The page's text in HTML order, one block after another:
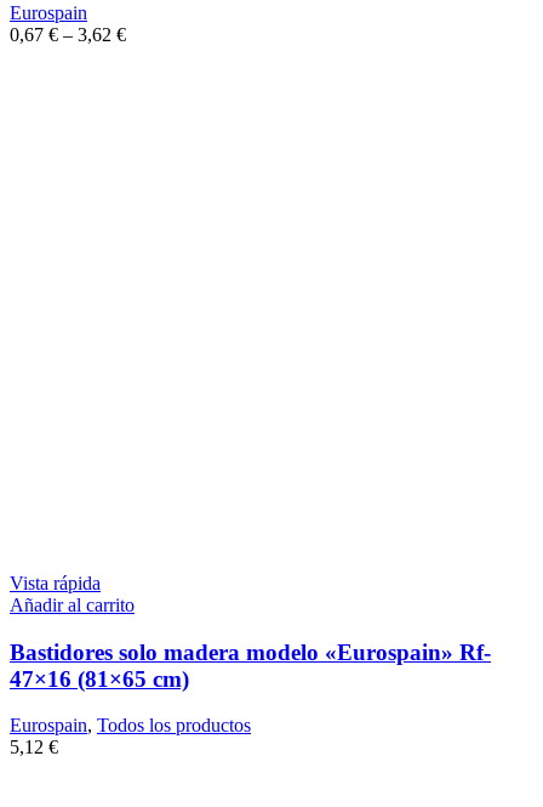
Eurospain
0,67 € – 3,62 €
Vista rápida
Añadir al carrito
Bastidores solo madera modelo «Eurospain» Rf-
47×16 (81×65 cm)
Eurospain, Todos los productos
5,12 €